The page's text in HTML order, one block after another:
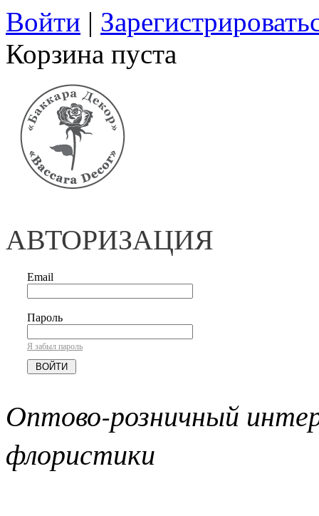
Войти |
Корзина пуста
АВТОРИЗАЦИЯ
Email
Пароль
Я забыл пароль
Оптово-розничный
флористики